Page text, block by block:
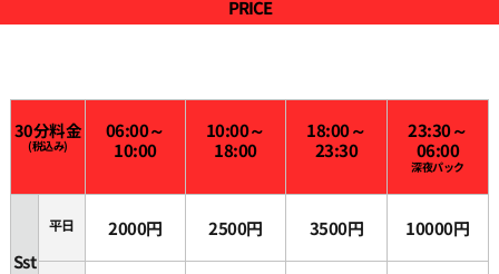
PRICE
30分料金
(税込み)
06:00～
10:00
10:00～
18:00
18:00～
23:30
23:30～
06:00
深夜パック
Sst
平日 2000円 2500円 3500円 10000円